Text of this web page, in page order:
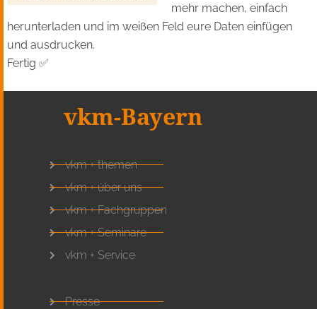
mehr machen, einfach
herunterladen und im weißen Feld eure Daten einfügen
und ausdrucken.
Fertig ✅
vkm-Bayern
vkm + themen
vkm + über uns
vkm + Fachgruppen
vkm + Seminare
vkm + Service
Presse